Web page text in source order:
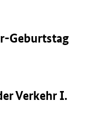
Geburtstag
Verkehr I.